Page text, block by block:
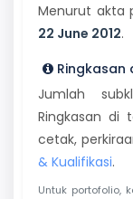
Menurut akta
22 June 2012.
Ringkasan
Jumlah
Ringkasan di
cetak,
& Kualifikasi.
Untuk portofolio,